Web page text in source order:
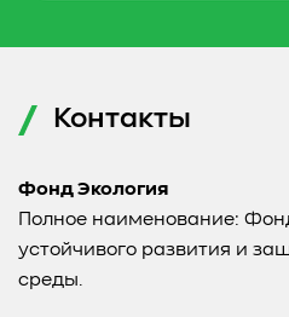
Контакты
Фонд Экология
Полное наименование:
устойчивого развития и
среды.